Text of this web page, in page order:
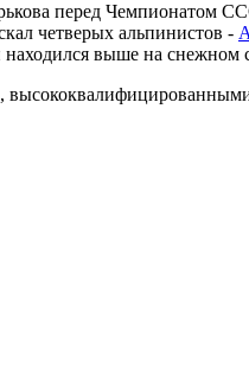
перед Чемпионатом
четверых альпинистов -
выше на снежном